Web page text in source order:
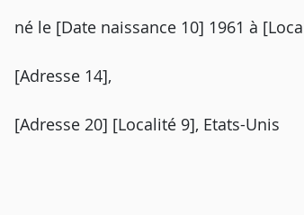
né le [Date naissance 10] 1961 à
[Adresse 14],
[Adresse 20] [Localité 9], Etats-Unis